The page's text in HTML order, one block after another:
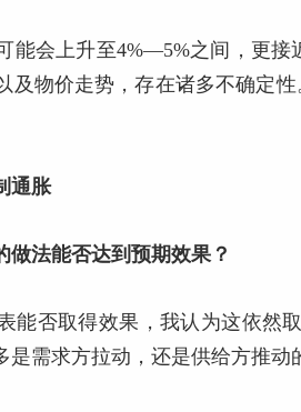
能会上升至4%—5%之间，更接
及物价走势，存在诸多不确定
通胀
做法能否达到预期效果？
能否取得效果，我认为这依然
需求方拉动，还是供给方推动